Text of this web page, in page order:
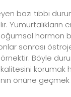
bazı tıbbi
Yumurtalıkların
hormon
sonrası
Böyle
korumak
önüne